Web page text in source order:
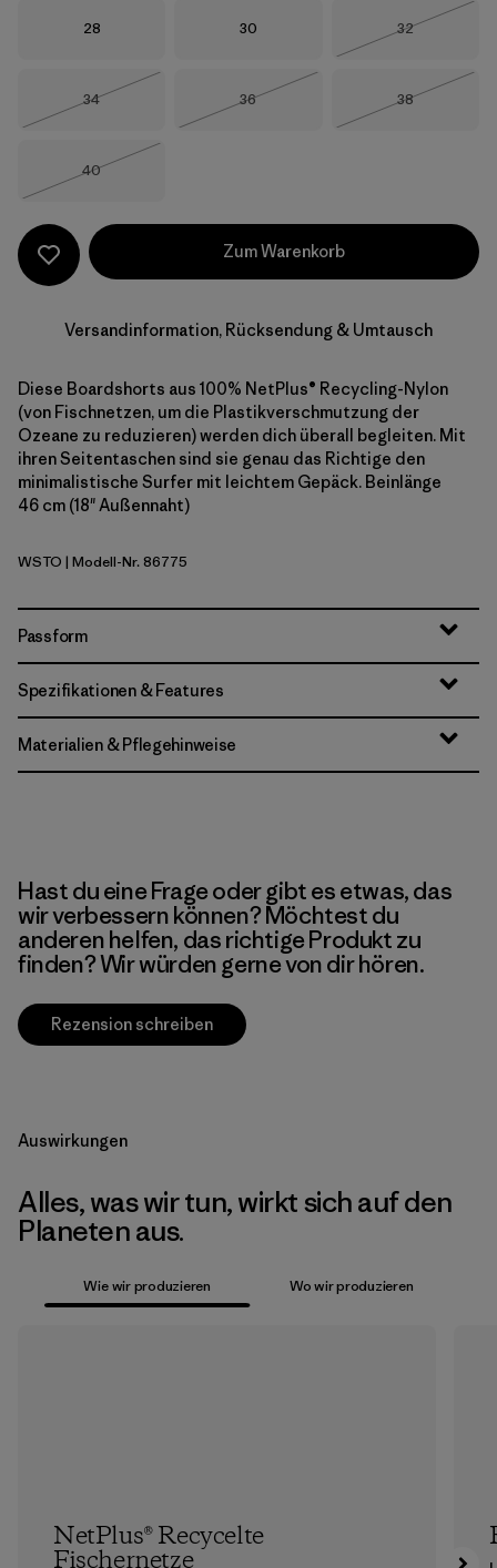
Größe
28 Größe
30 Größe
32
Größe
34
Größe
36
Größe
38
Größe
40
Zum Warenkorb
Versandinformation, Rücksendung & Umtausch
Diese Boardshorts aus 100% NetPlus® Recycling-Nylon
(von Fischnetzen, um die Plastikverschmutzung der
Ozeane zu reduzieren) werden dich überall begleiten. Mit
ihren Seitentaschen sind sie genau das Richtige den
minimalistische Surfer mit leichtem Gepäck. Beinlänge
46 cm (18" Außennaht)
Weathered Stone
WSTO | Modell-Nr. 86775
Passform
Spezifikationen & Features
Materialien & Pflegehinweise
Hast du eine Frage oder gibt es etwas, das
wir verbessern können? Möchtest du
anderen helfen, das richtige Produkt zu
finden? Wir würden gerne von dir hören.
Rezension schreiben
Auswirkungen
Alles, was wir tun, wirkt sich auf den
Planeten aus.
Wie wir produzieren Wo wir produzieren
NetPlus® Recycelte
Fischernetze